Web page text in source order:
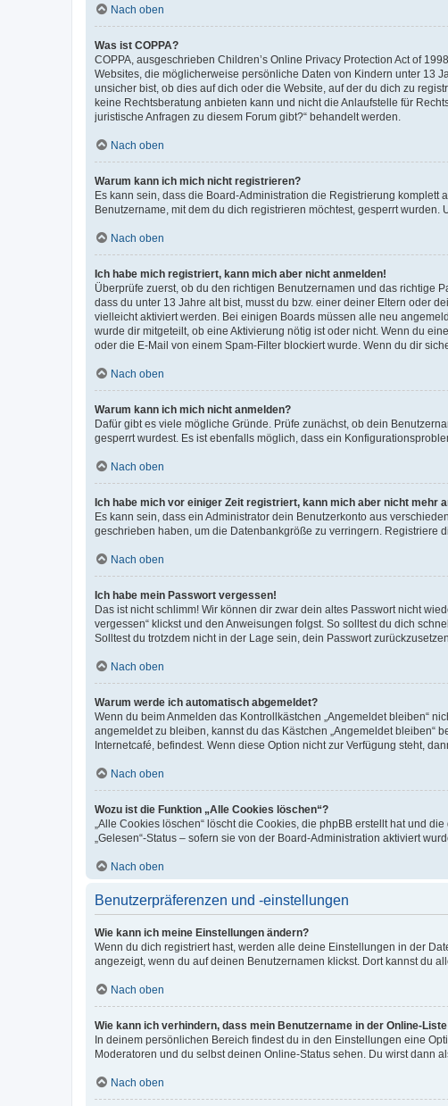
Nach oben
Was ist COPPA?
COPPA, ausgeschrieben Children’s Online Privacy Protection Act of
Websites, die möglicherweise persönliche Daten von Kindern unter 13
unsicher bist, ob dies auf dich oder die Website, auf der du dich zu
keine Rechtsberatung anbieten kann und nicht die Anlaufstelle für
juristische Anfragen zu diesem Forum gibt?“ behandelt werden.
Nach oben
Warum kann ich mich nicht registrieren?
Es kann sein, dass die Board-Administration die Registrierung
Benutzername, mit dem du dich registrieren möchtest, gesperrt
Nach oben
Ich habe mich registriert, kann mich aber nicht anmelden!
Überprüfe zuerst, ob du den richtigen Benutzernamen und das richtige
dass du unter 13 Jahre alt bist, musst du bzw. einer deiner Eltern oder
vielleicht aktiviert werden. Bei einigen Boards müssen alle neu
wurde dir mitgeteilt, ob eine Aktivierung nötig ist oder nicht. Wenn du
oder die E-Mail von einem Spam-Filter blockiert wurde. Wenn du dir
Nach oben
Warum kann ich mich nicht anmelden?
Dafür gibt es viele mögliche Gründe. Prüfe zunächst, ob dein
gesperrt wurdest. Es ist ebenfalls möglich, dass ein
Nach oben
Ich habe mich vor einiger Zeit registriert, kann mich aber nicht mehr
Es kann sein, dass ein Administrator dein Benutzerkonto aus
geschrieben haben, um die Datenbankgröße zu verringern. Registriere
Nach oben
Ich habe mein Passwort vergessen!
Das ist nicht schlimm! Wir können dir zwar dein altes Passwort nicht
vergessen“ klickst und den Anweisungen folgst. So solltest du dich
Solltest du trotzdem nicht in der Lage sein, dein Passwort
Nach oben
Warum werde ich automatisch abgemeldet?
Wenn du beim Anmelden das Kontrollkästchen „Angemeldet bleiben“
angemeldet zu bleiben, kannst du das Kästchen „Angemeldet bleiben“
Internetcafé, befindest. Wenn diese Option nicht zur Verfügung steht,
Nach oben
Wozu ist die Funktion „Alle Cookies löschen“?
„Alle Cookies löschen“ löscht die Cookies, die phpBB erstellt hat und
„Gelesen“-Status – sofern sie von der Board-Administration aktiviert
Nach oben
Benutzerpräferenzen und -einstellungen
Wie kann ich meine Einstellungen ändern?
Wenn du dich registriert hast, werden alle deine Einstellungen in der
angezeigt, wenn du auf deinen Benutzernamen klickst. Dort kannst du
Nach oben
Wie kann ich verhindern, dass mein Benutzername in der Online-
In deinem persönlichen Bereich findest du in den Einstellungen eine
Moderatoren und du selbst deinen Online-Status sehen. Du wirst dann
Nach oben